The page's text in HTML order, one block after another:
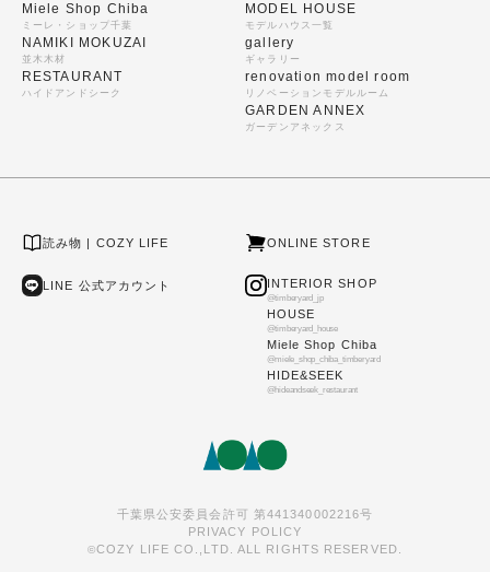
Miele Shop Chiba
ミーレ・ショップ千葉
NAMIKI MOKUZAI
並木木材
RESTAURANT
ハイドアンドシーク
MODEL HOUSE
モデルハウス一覧
gallery
ギャラリー
renovation model room
リノベーションモデルルーム
GARDEN ANNEX
ガーデンアネックス
読み物 | COZY LIFE ONLINE STORE
LINE 公式アカウント INTERIOR SHOP
@timberyard_jp
HOUSE
@timberyard_house
Miele Shop Chiba
@miele_shop_chiba_timberyard
HIDE&SEEK
@hideandseek_restaurant
千葉県公安委員会許可 第441340002216号
©COZY LIFE CO.,LTD. ALL RIGHTS RESERVED.
PRIVACY POLICY